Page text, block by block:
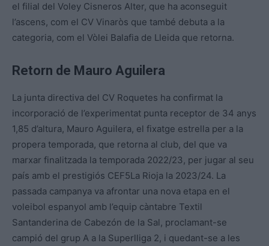
el filial del Voley Cisneros Alter, que ha aconseguit
l’ascens, com el CV Vinaròs que també debuta a la
categoria, com el Vòlei Balafia de Lleida que retorna.
Retorn de Mauro Aguilera
La junta directiva del CV Roquetes ha confirmat la
incorporació de l’experimentat punta receptor de 34 anys
1,85 d’altura, Mauro Aguilera, el fixatge estrella per a la
propera temporada, que retorna al club, del que va
marxar finalitzada la temporada 2022/23, per jugar al seu
país amb el prestigiós CEF5La Rioja la 2023/24. La
passada campanya va afrontar una nova etapa en el
voleibol espanyol amb l’equip càntabre Textil
Santanderina de Cabezón de la Sal, proclamant-se
campió del grup A a la Superlliga 2, i quedant-se a les